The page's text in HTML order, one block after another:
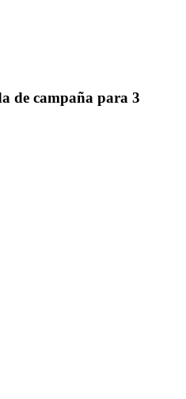
de campaña para 3